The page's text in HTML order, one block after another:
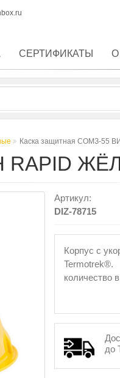
СЕРТИФИКАТЫ О
Каска защитная СОМЗ-55
Артикул:
DIZ-78715
Корпус с
Termotrek®.
количество
до